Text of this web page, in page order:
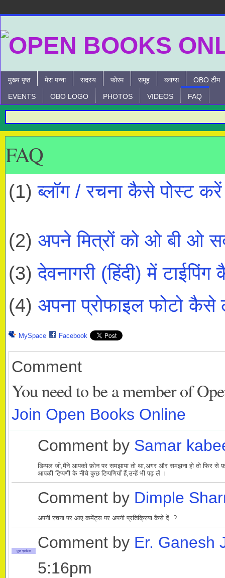
मुख्य पृष्ठ मेरा पन्ना सदस्य फोरम समूह ब्लाग्स OBO टीम
EVENTS OBO LOGO PHOTOS VIDEOS FAQ
FAQ
(1)ब्लॉग / रचना कैसे पोस्ट
(2) अपने मित्रों को ओ बी ओ
(3)देवनागरी (हिंदी) में
(4) अपना प्रोफाइल फोटो कैसे
MySpace Facebook
Comment
You need to be a member of
Join Open Books Online
Comment by Samar
डिम्पल जी,मैंने आपको फ़ोन पर समझाया तो था,अगर और समझना हो तो फिर से
आपकी टिप्पणी के नीचे कुछ टिप्पणियाँ हैं,उन्हें भी पढ़ लें ।
Comment by Dimple
अपनी रचना पर आए कमेंट्स पर अपनी प्रतिक्रिया कैसे दें..?
मुख्य प्रबंधक Comment by Er. Ganesh
5:16pm